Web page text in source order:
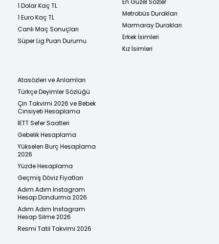
1 Dolar Kaç TL
1 Euro Kaç TL
Canlı Maç Sonuçları
Süper Lig Puan Durumu
En Güzel Sözler
Metrobüs Durakları
Marmaray Durakları
Erkek İsimleri
Kız İsimleri
Atasözleri ve Anlamları
Türkçe Deyimler Sözlüğü
Çin Takvimi 2026 ve Bebek
Cinsiyeti Hesaplama
İETT Sefer Saatleri
Gebelik Hesaplama
Yükselen Burç Hesaplama
2026
Yüzde Hesaplama
Geçmiş Döviz Fiyatları
Adım Adım Instagram
Hesap Dondurma 2026
Adım Adım Instagram
Hesap Silme 2026
Resmi Tatil Takvimi 2026